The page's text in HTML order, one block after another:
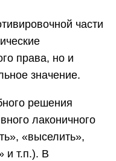
части
права, но и
значение.
решения
лаконичного
«выселить»,
и т.п.). В